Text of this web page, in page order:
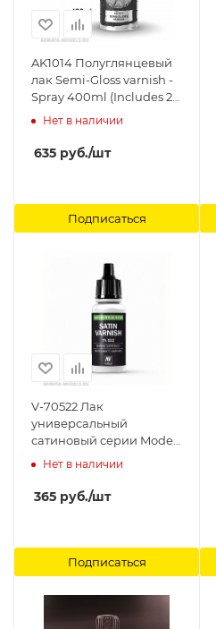
AK1014 Полуглянцевый
лак Semi-Gloss varnish -
Spray 400ml (Includes 2
nozzles) AK-Interactive
Нет в наличии
635 руб./шт
Подписаться
V-70522 Лак
универсальный
сатиновый серии Model
и Game б.17мл Vallejo
Нет в наличии
365 руб./шт
Подписаться